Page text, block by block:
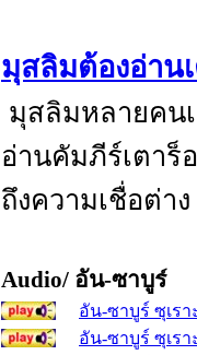
มุสลิมต้องอ่า
มุสลิมหลายคน
อ่านคัมภีร์เตา
ถึงความเชื่อต่า
Audio/ อัน-ซาบูร
อัน-ซาบูร์ ซุเร
อัน-ซาบูร์ ซุเรา